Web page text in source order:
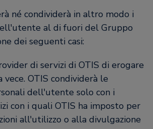
né condividerà in altro modo i
al di fuori del Gruppo
dei seguenti casi:
di servizi di OTIS di erogare
vece. OTIS condividerà le
dell'utente solo con i
con i quali OTIS ha imposto per
all'utilizzo o alla divulgazione